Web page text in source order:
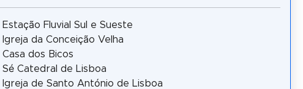
Estação Fluvial Sul e Sueste
Igreja da Conceição Velha
Casa dos Bicos
Sé Catedral de Lisboa
Igreja de Santo António de Lisboa